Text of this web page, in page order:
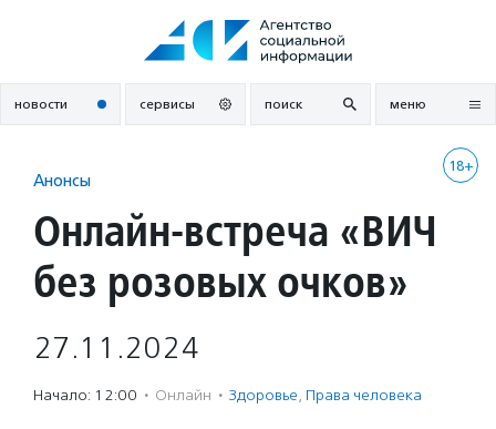
новости сервисы поиск меню
18+
Анонсы
Онлайн-встреча «ВИЧ
без розовых очков»
27.11.2024
Начало: 12:00 · Онлайн · Здоровье, Права человека